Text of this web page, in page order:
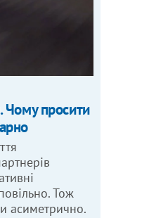
Чому просити
Тож
асиметрично.